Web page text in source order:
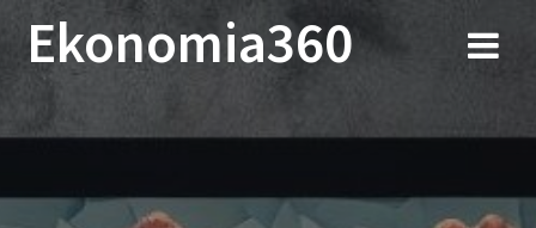
do
treści
Ekonomia360